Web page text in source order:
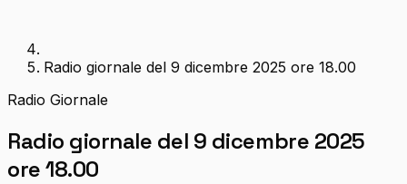
Radio giornale del 9 dicembre 2025 ore 18.00
Radio Giornale
Radio giornale del 9 dicembre 2025
ore 18.00